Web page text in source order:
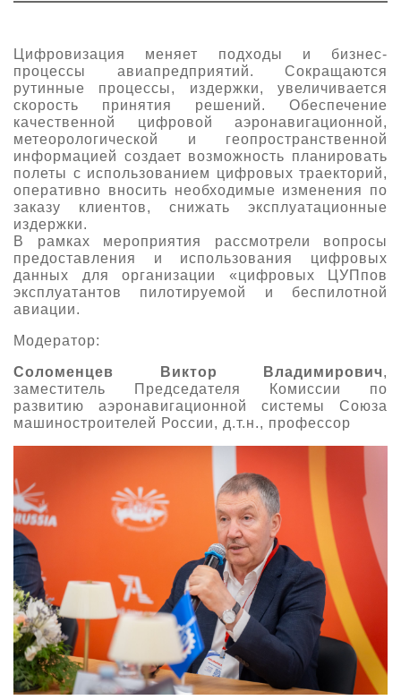
Партнеры выставки
Крокус Экспо
Даты будущих выставок
Документы
Контакты
Для участников
Заявка на участие
Заочное участие
Прилет на выставку
Основные требования МВЦ «Крокус Экспо»
Для посетителей
Место проведения HeliRussia
Схема проезда
Правила доступа и пребывания Крокус Экспо
Для СМИ
Аккредитация прессы
Условия инфопартнёрства
Положение об аккредитации
Публикации о выставке
Пресс-релизы
Архив
Цифровизация меняет подходы и бизнес-
процессы авиапредприятий. Сокращаются
рутинные процессы, издержки, увеличивается
скорость принятия решений. Обеспечение
качественной цифровой аэронавигационной,
метеорологической и геопространственной
информацией создает возможность планировать
полеты с использованием цифровых траекторий,
оперативно вносить необходимые изменения по
заказу клиентов, снижать эксплуатационные
издержки.
В рамках мероприятия рассмотрели вопросы
предоставления и использования цифровых
данных для организации «цифровых ЦУПпов
эксплуатантов пилотируемой и беспилотной
авиации.
Модератор:
Соломенцев Виктор Владимирович,
заместитель Председателя Комиссии по
развитию аэронавигационной системы Союза
машиностроителей России, д.т.н., профессор